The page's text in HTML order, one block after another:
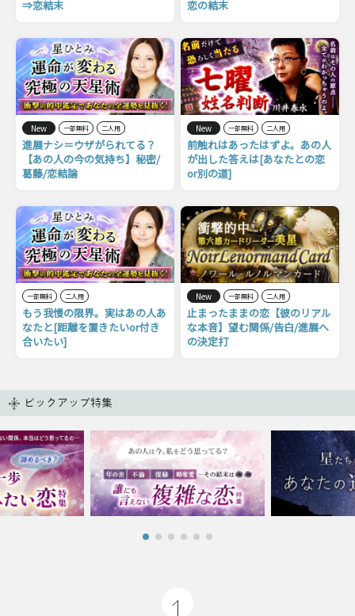
⇒恋結末
恋の結末
New 一部無料 二人用
進展ナシ＝ウザがられてる？
【あの人の今の気持ち】秘密/
葛藤/恋結論
New 一部無料 二人用
前触れはあったはずよ。あの人
が出した答えは[あなたとの恋
or別の道]
一部無料 二人用
もう我慢の限界。実はあの人あ
なたと[距離を置きたいor付き
合いたい]
New 一部無料 二人用
止まったままの恋【彼のリアル
な本音】望む関係/告白/進展へ
の決定打
ピックアップ特集